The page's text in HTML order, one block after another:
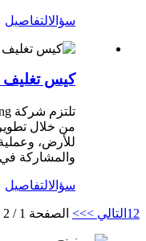
سؤالالتفاصيل
كيس تغليف
من خلال
للأرض، وعملية
والمشاركة في
سؤالالتفاصيل
1 2 التالي >>> الصفحة 1 / 2